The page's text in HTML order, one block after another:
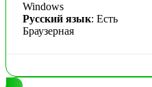
Windows
Русский язык: Есть
Браузерная